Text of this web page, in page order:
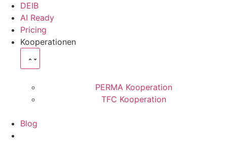
DEIB
AI Ready
Pricing
Kooperationen
PERMA Kooperation
TFC Kooperation
Blog